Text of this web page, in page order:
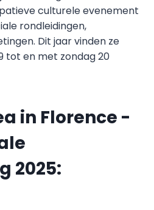
culturele evenement
rondleidingen,
Dit jaar vinden ze
tot en met zondag 20
in Florence -
2025: